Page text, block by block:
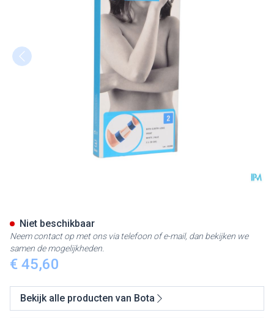
€ 45,60
Niet beschikbaar
Neem contact op met ons via telefoon of e-mail, dan bekijken we
samen de mogelijkheden.
Bekijk alle producten van Bota